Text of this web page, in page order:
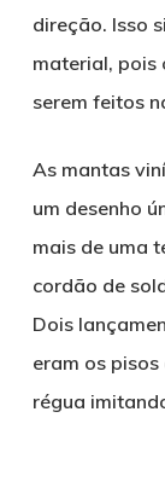
direção. Isso
material, pois
serem feitos
As mantas
um desenho
mais de uma
cordão de
Dois
eram os
régua